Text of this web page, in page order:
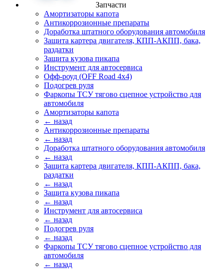
Запчасти
Амортизаторы капота
Антикоррозионные препараты
Доработка штатного оборудования автомобиля
Защита картера двигателя, КПП-АКПП, бака,
раздатки
Защита кузова пикапа
Инструмент для автосервиса
Офф-роуд (OFF Road 4x4)
Подогрев руля
Фаркопы ТСУ тягово сцепное устройство для
автомобиля
Амортизаторы капота
← назад
Антикоррозионные препараты
← назад
Доработка штатного оборудования автомобиля
← назад
Защита картера двигателя, КПП-АКПП, бака,
раздатки
← назад
Защита кузова пикапа
← назад
Инструмент для автосервиса
← назад
Подогрев руля
← назад
Фаркопы ТСУ тягово сцепное устройство для
автомобиля
← назад